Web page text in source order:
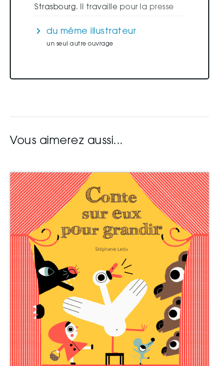
Strasbourg. Il travaille pour la presse
Averbode) et l’édition (Bayard
éditions, Gallimard,
du même illustrateur
un seul autre ouvrage
Vous aimerez aussi...